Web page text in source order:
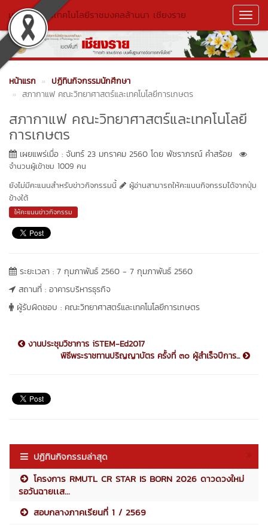
มหาวิทยาลัยเทคโนโลยีราชมงคลล้านนา เชียงราย
หน้าแรก
ปฏิทินกิจกรรมนักศึกษา
สภากาแฟ คณะวิทยาศาสตร์และเทคโนโลยีการเกษตร
สภากาแฟ คณะวิทยาศาสตร์และเทคโนโลยี
การเกษตร
เผยแพร่เมื่อ : จันทร์ 23 มกราคม 2560 โดย พัชราภรณ์ คำสร้อย
จำนวนผู้เข้าชม 1009 คน
ยังไม่มีคะแนนสำหรับข่าวกิจกรรมนี้
ผู้อ่านสามารถให้คะแนนกิจกรรมได้จากปุ่ม
ข้างใต้
ให้คะแนนข่าวกิจกรรม
ระยะเวลา : 7 กุมภาพันธ์ 2560 - 7 กุมภาพันธ์ 2560
สถานที่ : อาคารบริหารธุรกิจ
ผู้รับผิดชอบ : คณะวิทยาศาสตร์และเทคโนโลยีการเกษตร
งานประชุมวิชาการ iSTEM-Ed2017
พิธีพระราชทานปริญญาบัตร ครั้งที่ ๓๐ ผู้สำเร็จปีการ...
ปฏิทินกิจกรรมล่าสุด
โครงการ RMUTL CR STAR IS BORN 2026 ดาวดวงใหม่
รอวันฉายเเส...
สอบกลางภาคเรียนที่ 1 / 2569